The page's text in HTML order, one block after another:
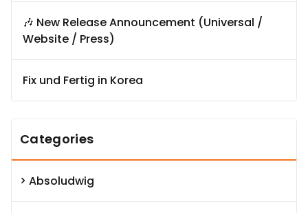
🎶 New Release Announcement (Universal /
Website / Press)
Fix und Fertig in Korea
Categories
Absoludwig